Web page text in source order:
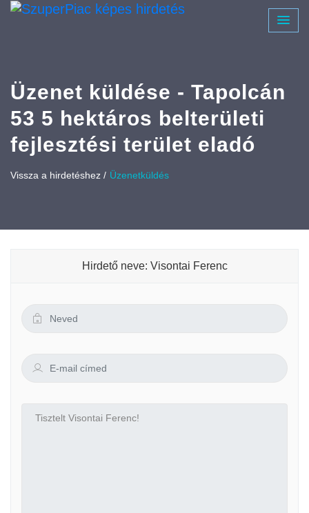
Üzenet küldése - Tapolcán
53 5 hektáros belterületi
fejlesztési terület eladó
Vissza a hirdetéshez / Üzenetküldés
Hirdető neve: Visontai Ferenc